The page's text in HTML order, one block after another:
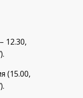
12.30,
(15.00,